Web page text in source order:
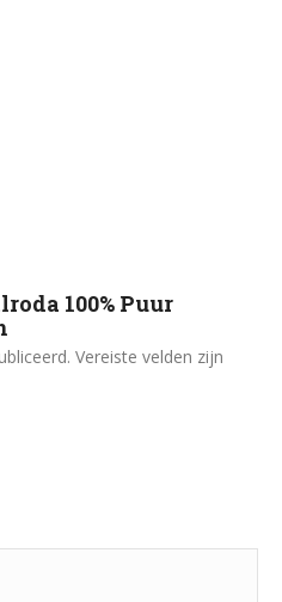
100% Puur
Vereiste velden zijn